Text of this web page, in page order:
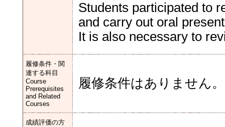
Students participated to
and carry out oral
It is also necessary to
履修条件・関
連する科目
Course
Prerequisites
and Related
Courses
履修条件はありません。
成績評価の方